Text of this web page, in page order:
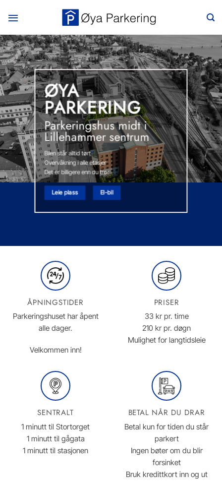
ØYA
PARKERING
Parkeringshus midt i
Lillehammer sentrum
Bilen står alltid tørt
Overvåkning i alle etasjer
Det er billigere enn du tror
Leie plass El-bil
ÅPNINGSTIDER
Parkeringshuset har åpent
alle dager.
Velkommen inn!
PRISER
33 kr pr. time
210 kr pr. døgn
Mulighet for langtidsleie
SENTRALT
1 minutt til Stortorget
1 minutt til gågata
1 minutt til stasjonen
BETAL NÅR DU DRAR
Betal kun for tiden du står
parkert
Ingen bøter om du blir
forsinket
Bruk kredittkort inn og ut